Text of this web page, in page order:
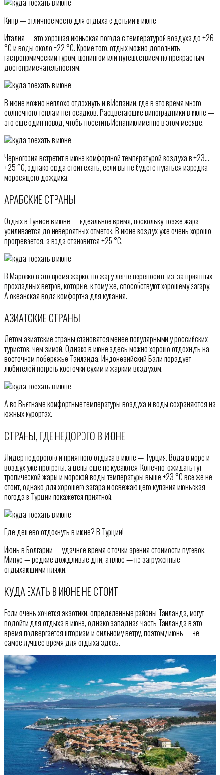
Кипр — отличное место для отдыха с детьми в июне
Италия — это хорошая июньская погода с температурой воздуха до +26
°С и воды около +22 °С. Кроме того, отдых можно дополнить
гастрономическим туром, шопингом или путешествием по прекрасным
достопримечательностям.
В июне можно неплохо отдохнуть и в Испании, где в это время много
солнечного тепла и нет осадков. Расцветающие виноградники в июне —
это еще один повод, чтобы посетить Испанию именно в этом месяце.
Черногория встретит в июне комфортной температурой воздуха в +23…
+25 °С, однако сюда стоит ехать, если вы не будете пугаться изредка
моросящего дождика.
АРАБСКИЕ СТРАНЫ
Отдых в Тунисе в июне — идеальное время, поскольку позже жара
усиливается до невероятных отметок. В июне воздух уже очень хорошо
прогревается, а вода становится +25 °С.
В Марокко в это время жарко, но жару легче переносить из-за приятных
прохладных ветров, которые, к тому же, способствуют хорошему загару.
А океанская вода комфортна для купания.
АЗИАТСКИЕ СТРАНЫ
Летом азиатские страны становятся менее популярными у российских
туристов, чем зимой. Однако в июне здесь можно хорошо отдохнуть на
восточном побережье Таиланда. Индонезийский Бали порадует
любителей погреть косточки сухим и жарким воздухом.
А во Вьетнаме комфортные температуры воздуха и воды сохраняются на
южных курортах.
СТРАНЫ, ГДЕ НЕДОРОГО В ИЮНЕ
Лидер недорогого и приятного отдыха в июне — Турция. Вода в море и
воздух уже прогреты, а цены еще не кусаются. Конечно, ожидать тут
тропической жары и морской воды температуры выше +23 °С все же не
стоит, однако для хорошего загара и освежающего купания июньская
погода в Турции покажется приятной.
Где дешево отдохнуть в июне? В Турции!
Июнь в Болгарии — удачное время с точки зрения стоимости путевок.
Минус — редкие дождливые дни, а плюс — не загруженные
отдыхающими пляжи.
КУДА ЕХАТЬ В ИЮНЕ НЕ СТОИТ
Если очень хочется экзотики, определенные районы Таиланда, могут
подойти для отдыха в июне, однако западная часть Таиланда в это
время подвергается штормам и сильному ветру, поэтому июнь — не
самое лучшее время для отдыха здесь.